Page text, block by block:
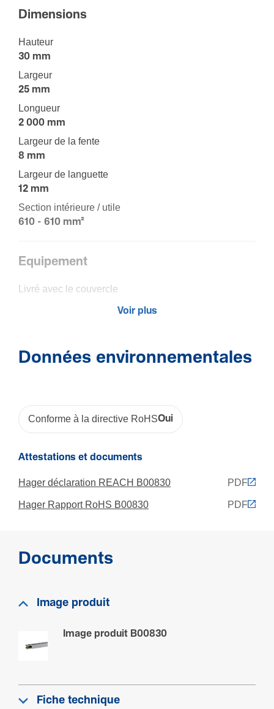
Dimen­sions
Hauteur
30 mm
Largeur
25 mm
Longueur
2 000 mm
Largeur de la fente
8 mm
Largeur de languette
12 mm
Section intérieure / utile
610 - 610 mm²
Equi­pe­ment
Livré avec le couvercle
Couleur
Gris
Code RAL
7030
Fonc­tions
Clas­se­ment UL 94
Archi­tec­ture
Voir plus
Données environnementales
Conforme à la directive RoHSOui
Attestations et documents
Hager déclaration REACH B00830 PDF
Hager Rapport RoHS B00830 PDF
Documents
Image produit
Image produit B00830
Fiche technique